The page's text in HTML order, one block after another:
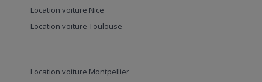
Location voiture Nice
Location voiture Toulouse
Location voiture Montpellier